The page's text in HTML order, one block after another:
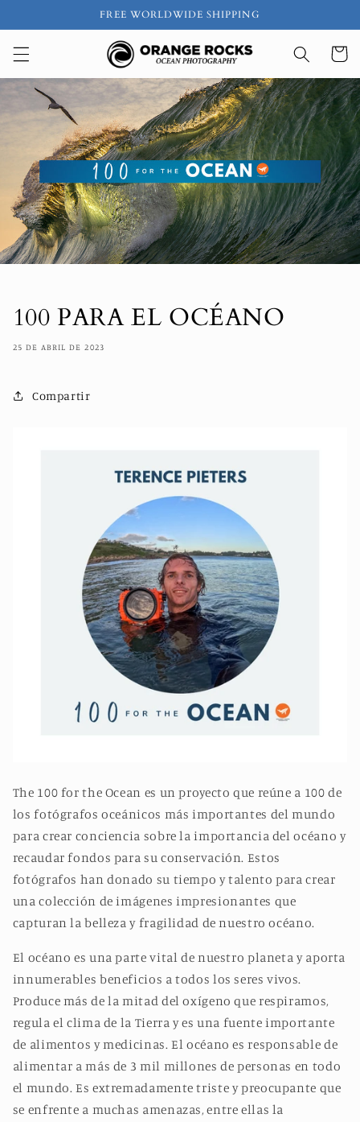
al contenido
FREE WORLDWIDE SHIPPING
Carrito
100 PARA EL OCÉANO
25 DE ABRIL DE 2023
Compartir
The 100 for the Ocean es un proyecto que reúne a 100 de
los fotógrafos oceánicos más importantes del mundo
para crear conciencia sobre la importancia del océano y
recaudar fondos para su conservación. Estos
fotógrafos han donado su tiempo y talento para crear
una colección de imágenes impresionantes que
capturan la belleza y fragilidad de nuestro océano.
El océano es una parte vital de nuestro planeta y aporta
innumerables beneficios a todos los seres vivos.
Produce más de la mitad del oxígeno que respiramos,
regula el clima de la Tierra y es una fuente importante
de alimentos y medicinas. El océano es responsable de
alimentar a más de 3 mil millones de personas en todo
el mundo. Es extremadamente triste y preocupante que
se enfrente a muchas amenazas, entre ellas la